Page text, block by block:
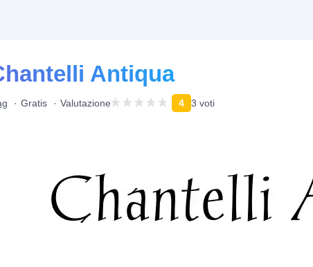
Antiqua
Gratis Valutazione 4 3 voti